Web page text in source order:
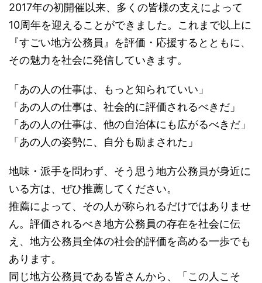
2017年の初開催以来、多くの皆様の支えによって
10周年を迎えることができました。これまで以上に
『すごい地方公務員』を評価・応援するとともに、
その魅力を社会に発信していきます。
「あの人の仕事は、もっと知られていい」
「あの人の仕事は、社会的に評価されるべきだ」
「あの人の仕事は、他の自治体にも広がるべきだ」
「あの人の姿勢に、自分も励まされた」
地味・派手を問わず、そう思う地方公務員が身近に
いる方は、ぜひ推薦してください。
推薦によって、その人が称られるだけではありませ
ん。評価されるべき地方公務員の存在を社会に伝
え、地方公務員全体の社会的評価を高める一歩でも
あります。
同じ地方公務員である皆さんから、「この人こそ